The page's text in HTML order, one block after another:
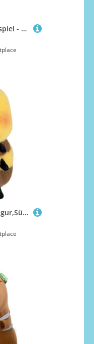
Doiyislem Curling Brettspiel - Tragbare Spiele Für Den Schreibtisch | Freizeitspielzeug für Kinder Erwachsene Büros Klassenräume Studentenwohnheime Garten Familienfeiern Partys College
Doiyislem Süße Plüschfigur,Süße Lächelnde Biene Weiches Plüschtier - Sammelfigur Schlafbegleiter für Kleinkinder Baby Schlafzimmer Sofa Auto Urlaub Kinderzimmer Weihnachten Halloween